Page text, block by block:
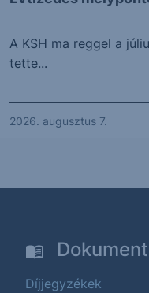
A KSH ma reggel a
tette...
2026. augusztus 7.
Díjjegyzékek